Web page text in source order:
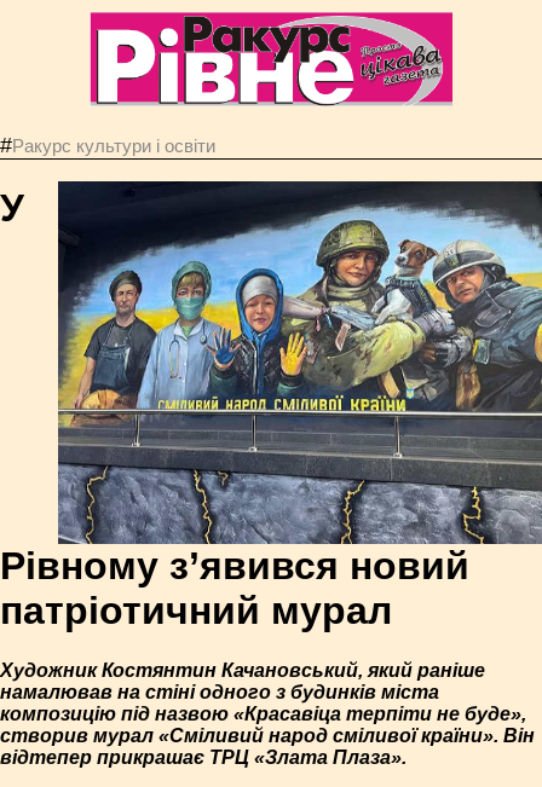
#Ракурс культури і освіти
У
Рівному з’явився новий
патріотичний мурал
Художник Костянтин Качановський, який раніше
намалював на стіні одного з будинків міста
композицію під назвою «Красавіца терпіти не буде»,
створив мурал «Сміливий народ сміливої країни». Він
відтепер прикрашає ТРЦ «Злата Плаза».